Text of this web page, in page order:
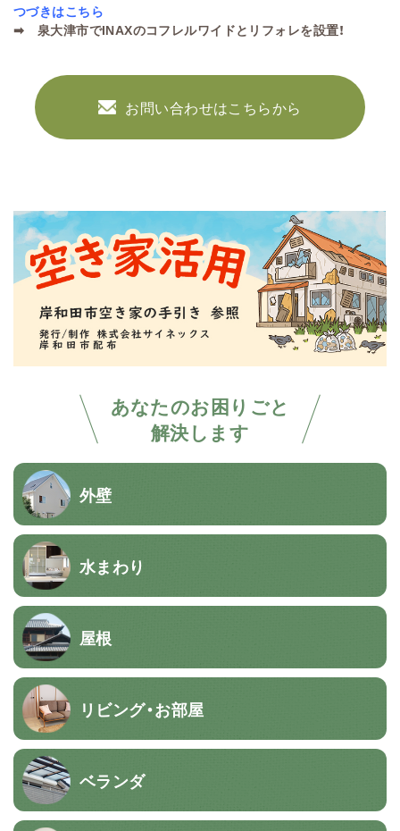
あなたのお困りごと
解決します
外壁
水まわり
屋根
リビング・お部屋
ベランダ
つづきはこちら
➡ 泉大津市でINAXのコフレルワイドとリフォレを設置！
お問い合わせはこちらから